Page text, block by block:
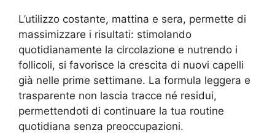
L’utilizzo costante, mattina e sera, permette di
massimizzare i risultati: stimolando
quotidianamente la circolazione e nutrendo i
follicoli, si favorisce la crescita di nuovi capelli
già nelle prime settimane. La formula leggera e
trasparente non lascia tracce né residui,
permettendoti di continuare la tua routine
quotidiana senza preoccupazioni.